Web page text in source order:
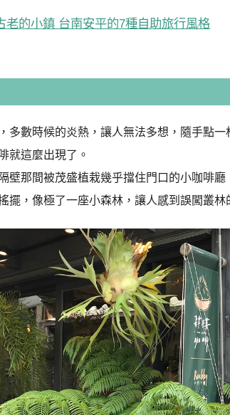
老的小鎮 台南安平的7種自助旅行風格
多數時候的炎熱，讓人無法多想，隨手點
就這麼出現了。
壁那間被茂盛植栽幾乎擋住門口的小咖啡廳
擺，像極了一座小森林，讓人感到誤闖叢林